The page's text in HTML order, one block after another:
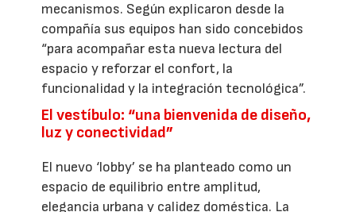
mecanismos. Según explicaron desde la
compañía sus equipos han sido concebidos
“para acompañar esta nueva lectura del
espacio y reforzar el confort, la
funcionalidad y la integración tecnológica”.
El vestíbulo: “una bienvenida de diseño,
luz y conectividad”
El nuevo ‘lobby’ se ha planteado como un
espacio de equilibrio entre amplitud,
elegancia urbana y calidez doméstica. La